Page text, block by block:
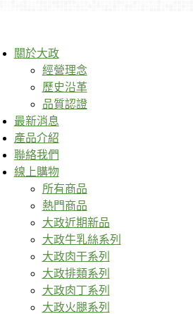
關於大政
經營理念
歷史沿革
品質認證
最新消息
產品介紹
聯絡我們
線上購物
所有商品
熱門商品
大政近期新品
大政牛乳絲系列
大政肉干系列
大政排類系列
大政肉丁系列
大政火腿系列